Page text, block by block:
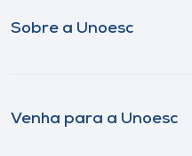
Sobre a Unoesc
Venha para a Unoesc